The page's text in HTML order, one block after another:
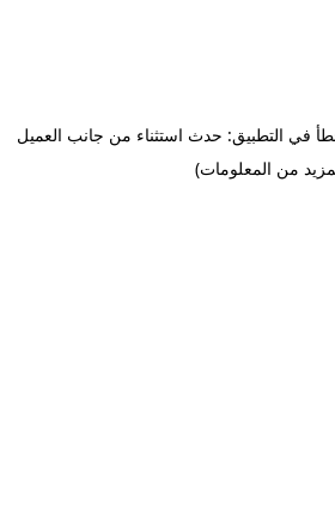
في التطبيق: حدث استثناء من جانب العميل
من المعلومات)